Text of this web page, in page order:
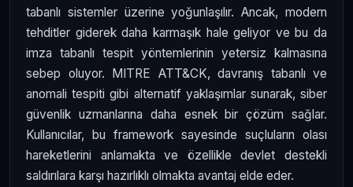
tabanlı sistemler üzerine yoğunlaşılır. Ancak, modern
tehditler giderek daha karmaşık hale geliyor ve bu da
imza tabanlı tespit yöntemlerinin yetersiz kalmasına
sebep oluyor. MITRE ATT&CK, davranış tabanlı ve
anomali tespiti gibi alternatif yaklaşımlar sunarak, siber
güvenlik uzmanlarına daha esnek bir çözüm sağlar.
Kullanıcılar, bu framework sayesinde suçluların olası
hareketlerini anlamakta ve özellikle devlet destekli
saldırılara karşı hazırlıklı olmakta avantaj elde eder.